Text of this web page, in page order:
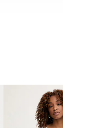
visok 175
S